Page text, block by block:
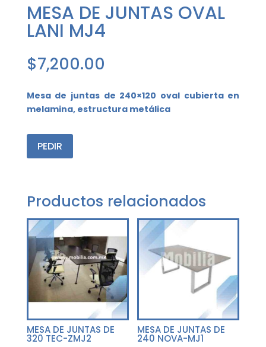
MESA DE JUNTAS OVAL
LANI MJ4
$7,200.00
Mesa de juntas de 240×120 oval cubierta en
melamina, estructura metálica
PEDIR
Productos relacionados
MESA DE JUNTAS DE
320 TEC-ZMJ2
MESA DE JUNTAS DE
240 NOVA-MJ1